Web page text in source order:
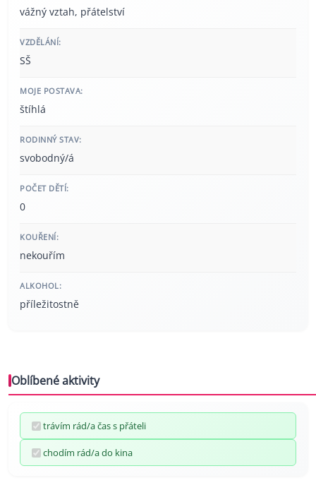
vážný vztah, přátelství
VZDĚLÁNÍ:
SŠ
MOJE POSTAVA:
štíhlá
RODINNÝ STAV:
svobodný/á
POČET DĚTÍ:
0
KOUŘENÍ:
nekouřím
ALKOHOL:
příležitostně
Oblíbené aktivity
trávím rád/a čas s přáteli
chodím rád/a do kina